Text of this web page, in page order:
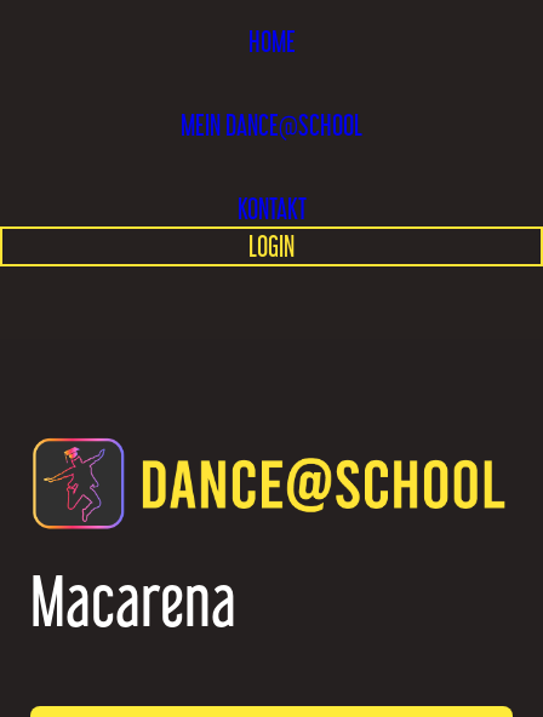
HOME
MEIN DANCE@SCHOOL
KONTAKT
LOGIN
Macarena